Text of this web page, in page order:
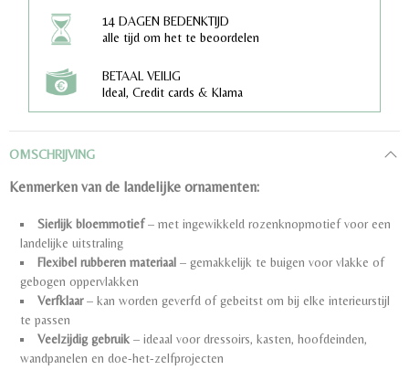
14 DAGEN BEDENKTIJD
alle tijd om het te beoordelen
BETAAL VEILIG
Ideal, Credit cards & Klarna
OMSCHRIJVING
Kenmerken van de landelijke ornamenten:
Sierlijk bloemmotief– met ingewikkeld rozenknopmotief voor een
landelijke uitstraling
Flexibel rubberen materiaal – gemakkelijk te buigen voor vlakke of
gebogen oppervlakken
Verfklaar– kan worden geverfd of gebeitst om bij elke interieurstijl
te passen
Veelzijdig gebruik – ideaal voor dressoirs, kasten, hoofdeinden,
wandpanelen en doe-het-zelfprojecten